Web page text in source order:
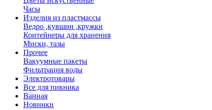
Часы
Изделия из пластмассы
Ведро ,кувшин ,кружки
Контейнеры для хранения
Миски, тазы
Прочее
Вакуумные пакеты
Фильтрация воды
Электротовары
Все для пикника
Ванная
Новинки